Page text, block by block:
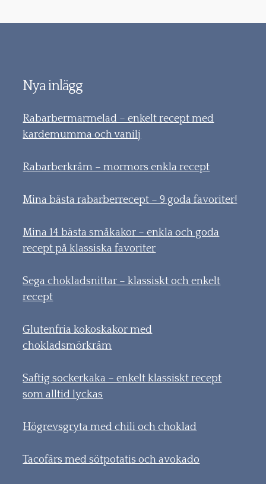
Nya inlägg
Rabarbermarmelad – enkelt recept med
kardemumma och vanilj
Rabarberkräm – mormors enkla recept
Mina bästa rabarberrecept – 9 goda favoriter!
Mina 14 bästa småkakor – enkla och goda
recept på klassiska favoriter
Sega chokladsnittar – klassiskt och enkelt
recept
Glutenfria kokoskakor med
chokladsmörkräm
Saftig sockerkaka – enkelt klassiskt recept
som alltid lyckas
Högrevsgryta med chili och choklad
Tacofärs med sötpotatis och avokado